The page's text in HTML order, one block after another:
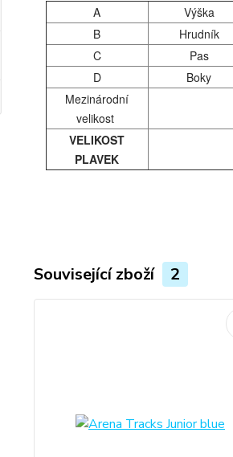
A
Výška
B
Hrudník
C
Pas
D
Boky
Mezinárodní
velikost
VELIKOST
PLAVEK
Související zboží 2